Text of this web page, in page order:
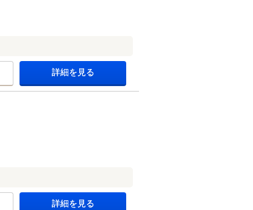
詳細を見る
詳細を見る